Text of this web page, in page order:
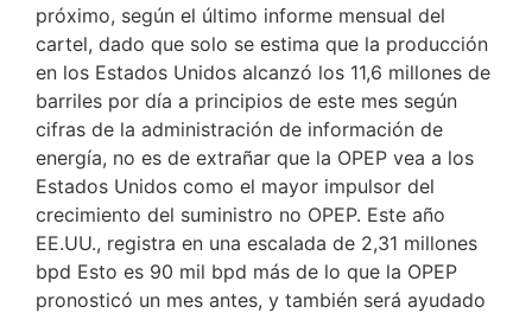
próximo, según el último informe mensual del
cartel, dado que solo se estima que la producción
en los Estados Unidos alcanzó los 11,6 millones de
barriles por día a principios de este mes según
cifras de la administración de información de
energía, no es de extrañar que la OPEP vea a los
Estados Unidos como el mayor impulsor del
crecimiento del suministro no OPEP. Este año
EE.UU., registra en una escalada de 2,31 millones
bpd Esto es 90 mil bpd más de lo que la OPEP
pronosticó un mes antes, y también será ayudado